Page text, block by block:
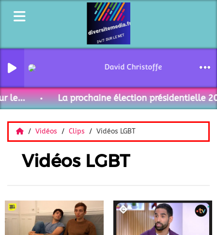
David Christoffel - Curieux
le... La prochaine élection présidentielle
Vidéos Clips Vidéos LGBT
Vidéos LGBT